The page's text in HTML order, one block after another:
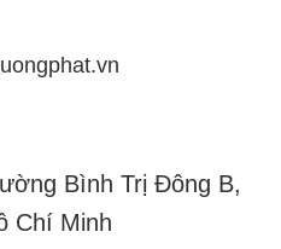
Bình Trị Đông B,
Chí Minh